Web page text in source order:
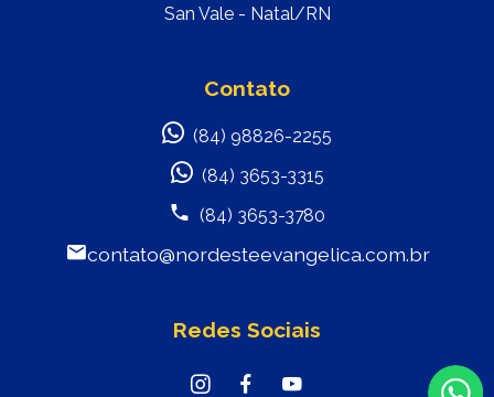
San Vale - Natal/RN
Contato
(84) 98826-2255
(84) 3653-3315
(84) 3653-3780
contato@nordesteevangelica.com.br
Redes Sociais